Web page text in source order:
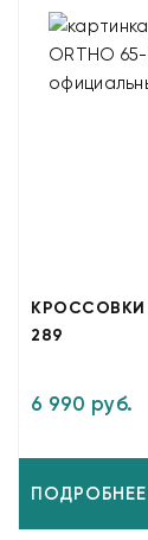
КРОССОВКИ
289
6 990 руб.
ПОДРОБНЕЕ